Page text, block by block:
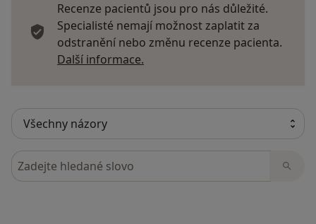
Recenze pacientů jsou pro nás důležité.
Specialisté nemají možnost zaplatit za
odstranění nebo změnu recenze pacienta.
Další informace.
Hledejte v názorech